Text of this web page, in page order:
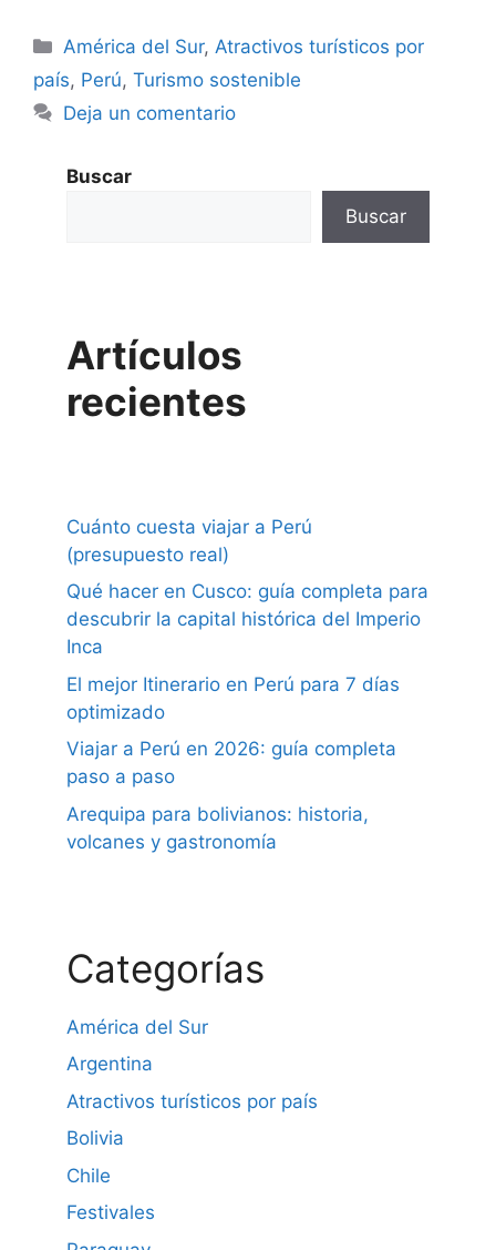
Categorías
América del Sur, Atractivos turísticos por
país, Perú, Turismo sostenible
Deja un comentario
Buscar
Buscar
Artículos
recientes
Cuánto cuesta viajar a Perú
(presupuesto real)
Qué hacer en Cusco: guía completa para
descubrir la capital histórica del Imperio
Inca
El mejor Itinerario en Perú para 7 días
optimizado
Viajar a Perú en 2026: guía completa
paso a paso
Arequipa para bolivianos: historia,
volcanes y gastronomía
Categorías
América del Sur
Argentina
Atractivos turísticos por país
Bolivia
Chile
Festivales